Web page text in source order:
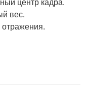
центр кадра.
вес.